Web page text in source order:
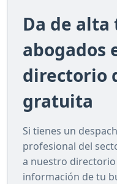
Da de alta
abogados
directorio
gratuita
Si tienes un
profesional del
a nuestro directorio
información de tu